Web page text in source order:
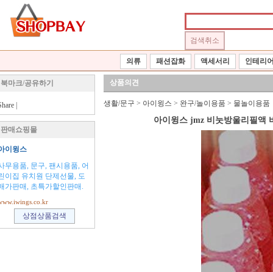
의류 패션잡화 액세서리 인테리
북마크/공유하기
판매쇼핑몰
이윙스
무용품, 문구, 팬시용품, 어
이집 유치원 단제선물, 도
가판매, 초특가할인판매.
상품의견
생활/문구 > 아이윙스 > 완구/놀이용품 > 물놀이용품
아이윙스 jmz 비눗방울리필액